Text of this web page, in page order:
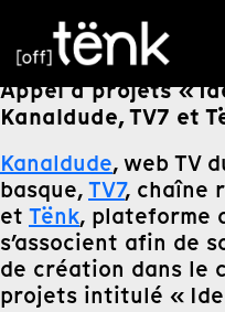
Appel à projets «
Kanaldude, TV7 et
Kanaldude, web TV
basque,TV7, chaîne
et Tënk, plateforme
s’associent afin de
de création dans le
projets intitulé «